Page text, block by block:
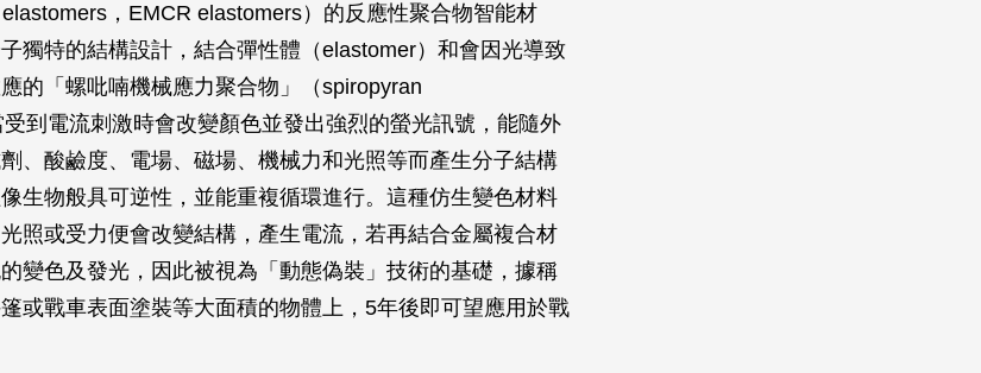
，EMCR elastomers）的反應性聚合物智能材
獨特的結構設計，結合彈性體（elastomer）和會因光導致
的「螺吡喃機械應力聚合物」（spiropyran
到電流刺激時會改變顏色並發出強烈的螢光訊號，能隨外
、酸鹼度、電場、磁場、機械力和光照等而產生分子結構
生物般具可逆性，並能重複循環進行。這種仿生變色材料
照或受力便會改變結構，產生電流，若再結合金屬複合材
變色及發光，因此被視為「動態偽裝」技術的基礎，據稱
或戰車表面塗裝等大面積的物體上，5年後即可望應用於戰